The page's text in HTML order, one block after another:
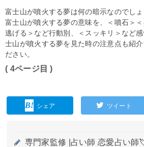
富士山が噴火する夢は何の暗示なのでしょ
富士山が噴火する夢の意味を、＜噴石＞
逃げる＞など行動別、＜スッキリ＞など
士山が噴火する夢を見た時の注意点も紹
ださい。
( 4ページ目 )
シェア ツイート
専門家監修 | 占い師 恋愛占い師